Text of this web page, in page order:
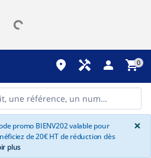
place handyman person shopping_cart0
promo BIENV202 valable pour
de 20€ HT de réduction dès
plus
×